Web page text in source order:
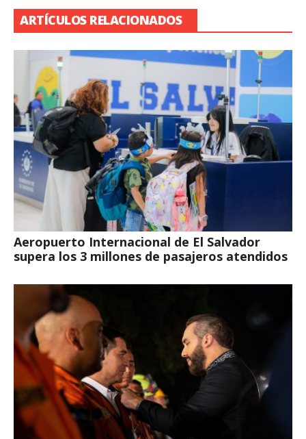
ARTÍCULOS RELACIONADOS
Aeropuerto Internacional de El Salvador
supera los 3 millones de pasajeros atendidos